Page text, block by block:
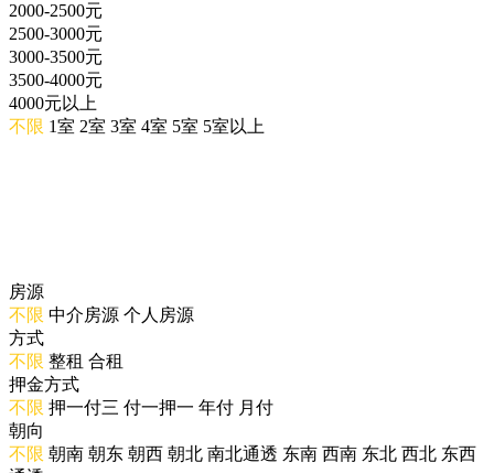
2000-2500元
2500-3000元
3000-3500元
3500-4000元
4000元以上
不限 1室 2室 3室 4室 5室 5室以上
房源
不限 中介房源 个人房源
方式
不限 整租 合租
押金方式
不限 押一付三 付一押一 年付 月付
朝向
不限 朝南 朝东 朝西 朝北 南北通透 东南 西南 东北 西北 东西